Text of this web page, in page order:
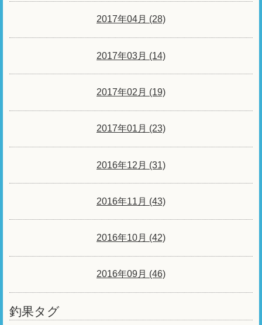
2017年04月 (28)
2017年03月 (14)
2017年02月 (19)
2017年01月 (23)
2016年12月 (31)
2016年11月 (43)
2016年10月 (42)
2016年09月 (46)
釣果タグ